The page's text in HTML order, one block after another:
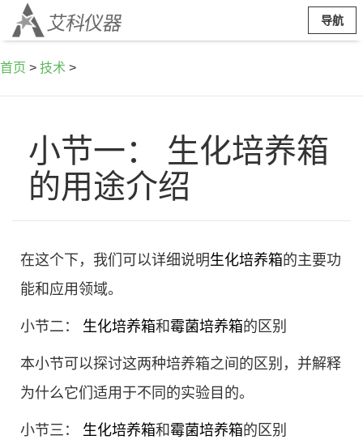
导航
首页 > 技术 >
小节一： 生化培养箱
的用途介绍
在这个下，我们可以详细说明生化培养箱的主要功
能和应用领域。
小节二： 生化培养箱和 霉菌培养箱的区别
本小节可以探讨这两种培养箱之间的区别，并解释
为什么它们适用于不同的实验目的。
小节三： 生化培养箱和 霉菌培养箱的区别